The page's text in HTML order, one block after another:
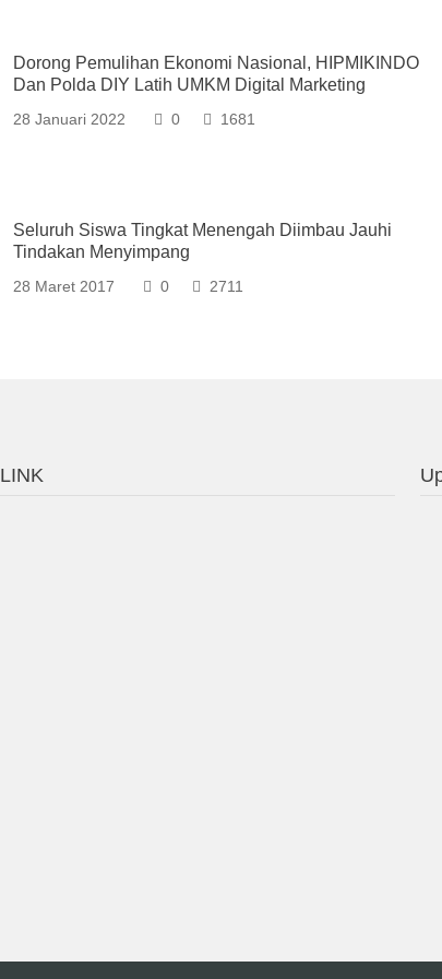
Dorong Pemulihan Ekonomi Nasional, HIPMIKINDO
Dan Polda DIY Latih UMKM Digital Marketing
28 Januari 2022 0 1681
Seluruh Siswa Tingkat Menengah Diimbau Jauhi
Tindakan Menyimpang
28 Maret 2017 0 2711
LINK